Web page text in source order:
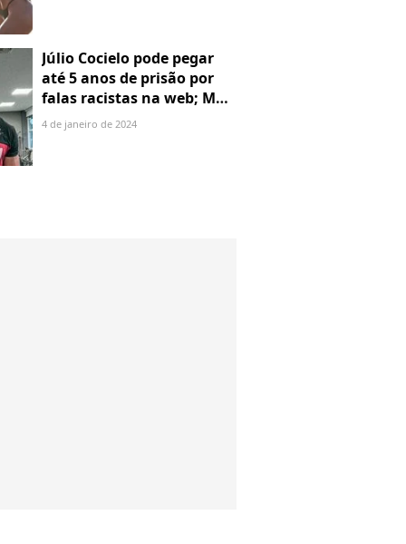
Júlio Cocielo pode pegar
até 5 anos de prisão por
falas racistas na web; MPF
identificou 9 posts com
4 de janeiro de 2024